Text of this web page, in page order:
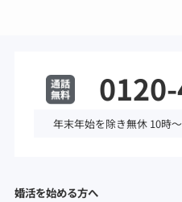
年末年始を除き無休 10時
婚活を始める方へ